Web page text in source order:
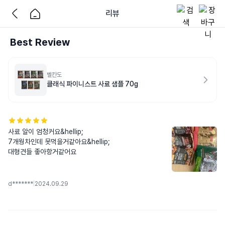
리뷰
Best Review
벨칸도
클래식 파이니스트 사료 샘플 70g
사료 알이 엄청커요&hellip;
7개웡차인데 못먹을거같아요&hellip;
대형견들 좋아항거같어요
d******* 2024.09.29